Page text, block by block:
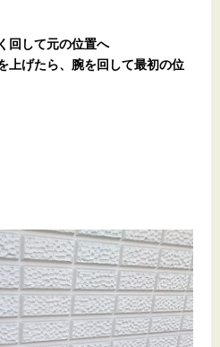
回して元の位置へ
上げたら、腕を回して最初の位